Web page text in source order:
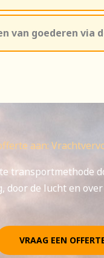
van goederen via
aan:
door de lucht en
VRAAG EEN